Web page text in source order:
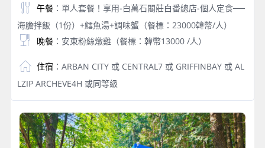
午餐：單人套餐！享用-白萬石閣莊白番總店-個人定食──
海膽拌飯（1份）+鱈魚湯+調味蟹（餐標：23000韓幣/人）
晚餐：安東粉絲燉雞（餐標：韓幣13000 /人）
住宿 ：ARBAN CITY 或 CENTRAL7 或 GRIFFINBAY 或 AL
LZIP ARCHEVE4H 或同等級